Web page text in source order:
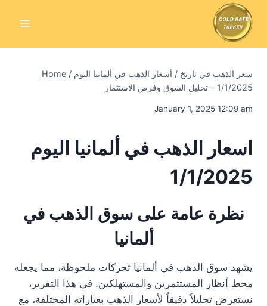
Home / سعر الذهب في تاريخ / أسعار الذهب في ألمانيا اليوم
1/1/2025 – تحليل السوق وفرص الاستثمار
January 1, 2025 12:09 am
اسعار الذهب في ألمانيا اليوم
1/1/2025
نظرة عامة على سوق الذهب في
ألمانيا
يشهد سوق الذهب في ألمانيا تحركات ملحوظة، مما يجعله
محط أنظار المستثمرين والمستهلكين. في هذا التقرير،
نستعرض تحليلاً دقيقاً لأسعار الذهب بعياراته المختلفة، مع